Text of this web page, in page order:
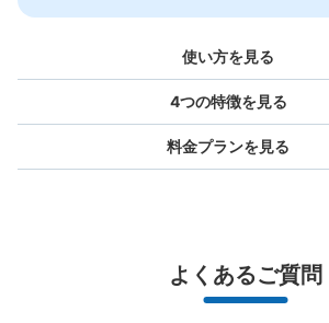
使い方を見る
スマホからお店と日時
指定して事前予約
4つの特徴を見る
全国1,000箇所以上と提携
料金プランを見る
最大辺が45cm未満の大きさのお荷
バッグ、お手荷物など）
よくあるご質問